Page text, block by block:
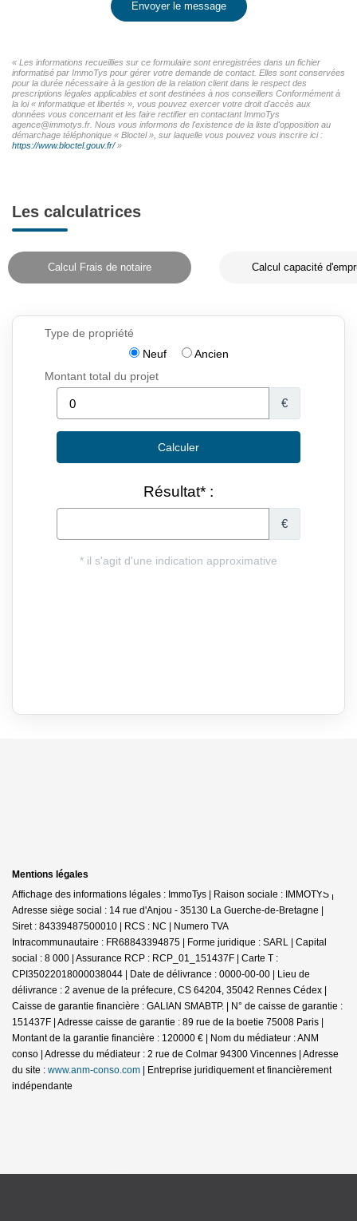
Envoyer le message
« Les informations recueillies sur ce formulaire sont enregistrées dans un fichier
informatisé par ImmoTys pour gérer votre demande de contact. Elles sont conservées
pour la durée nécessaire à la gestion de la relation client dans le respect des
prescriptions légales applicables et sont destinées à nos conseillers Conformément à
la loi « informatique et libertés », vous pouvez exercer votre droit d'accès aux
données vous concernant et les faire rectifier en contactant ImmoTys
agence@immotys.fr. Nous vous informons de l'existence de la liste d'opposition au
démarchage téléphonique « Bloctel », sur laquelle vous pouvez vous inscrire ici :
https://www.bloctel.gouv.fr/»
Les calculatrices
Calcul Frais de notaire Calcul capacité
Mentions légales
Affichage des informations légales : ImmoTys | Raison sociale : IMMOTYS |
Adresse siège social : 14 rue d'Anjou - 35130 La Guerche-de-Bretagne |
Siret : 84339487500010 | RCS : NC | Numero TVA
Intracommunautaire : FR68843394875 | Forme juridique : SARL | Capital
social : 8 000 | Assurance RCP : RCP_01_151437F | Carte T :
CPI35022018000038044 | Date de délivrance : 0000-00-00 | Lieu de
délivrance : 2 avenue de la préfecure, CS 64204, 35042 Rennes Cédex |
Caisse de garantie financière : GALIAN SMABTP. | N° de caisse de garantie :
151437F | Adresse caisse de garantie : 89 rue de la boetie 75008 Paris |
Montant de la garantie financière : 120000 € | Nom du médiateur : ANM
conso | Adresse du médiateur : 2 rue de Colmar 94300 Vincennes | Adresse
du site : www.anm-conso.com | Entreprise juridiquement et financièrement
indépendante